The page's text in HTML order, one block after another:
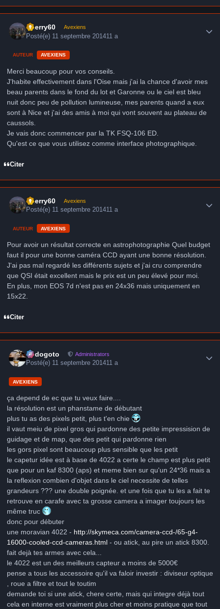
thierry60 Avexiens
Posté(e) 11 septembre 201411 a
AUTEUR AVEXIENS
Merci beaucoup pour vos conseils.
J'habite effectivement dans l'Oise mais j'ai la chance d'avoir mes
beau parents dans le fond du lot et Garonne ou le ciel est bleu
nuit donc peu de pollution lumineuse, mes parents quand a eux
sont à Nice et j'ai des amis à moi qui vont souvent au plateau de
caussols.
Je vais donc commencer par la TK FSQ-106 ED.
Qu'est ce que vous utilisez comme interface photographique.
Citer
thierry60 Avexiens
Posté(e) 11 septembre 201411 a
AUTEUR AVEXIENS
Pour avoir un résultat correcte en astrophotographie Quel budget
faut il pour une bonne caméra CCD ayant une bonne résolution.
J'ai pas mal regardé les différents sujets et j'ai cru comprendre
que QSI était excellent mais le prix est un peu élevé pour moi.
En plus, mon EOS 7d n'est pas en 24x36 mais uniquement en
15x22.
Citer
frédogoto Administrators
Posté(e) 11 septembre 201411 a
AVEXIENS
ça depend de ec que tu veux faire....
la résolution est un phanstame de débutant
plus tu as des pixels petit, plus t'en chie
il vaut meiu de pixel gros qui pardonne des petite impressision de
guidage et de map, que des petit qui pardonne rien
les gors pixel sont beaucoup plus sensible que les petit
le capetur idée est à base de 4022 a certe le champ est plus petit
que pour un kaf 8300 (aps) et meme bien sur qu'un 24*36 mais a
la reflexion combien d'objet dans le ciel necessite de telles
grandeurs ??? une double poignée. et une fois que tu les a fait te
retrouve en carafe avec ta grosse camera a imager toujours les
même truc
donc pour débuter
une moravian 4022 - http://skymeca.com/camera-ccd-/65-g4-
16000-cooled-ccd-cameras.html - ou atick, au pire un atick 8300.
fait dejà tes armes avec cela...
le 4022 est un des meilleurs capteur a moins de 5000€
pense a tous les accessoire qu'il va faloir investir : diviseur optique
, roue a filtre et tout le toutim
demande toi si une atick, chere certe, mais qui integre déjà tout
cela en interne est vraiment plus cher et moins pratique que tout